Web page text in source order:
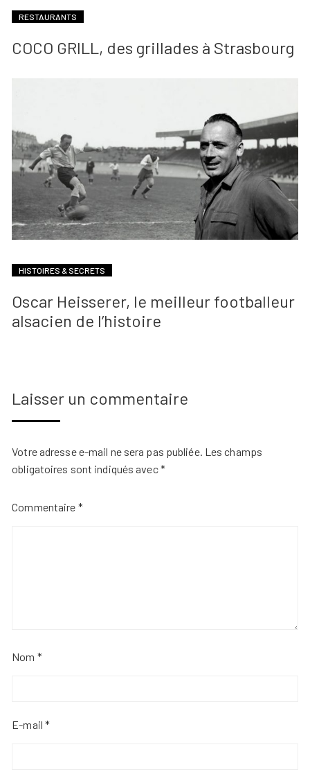
RESTAURANTS
COCO GRILL, des grillades à Strasbourg
HISTOIRES & SECRETS
Oscar Heisserer, le meilleur footballeur
alsacien de l’histoire
Laisser un commentaire
Votre adresse e-mail ne sera pas publiée. Les champs
obligatoires sont indiqués avec*
Commentaire *
Nom *
E-mail*